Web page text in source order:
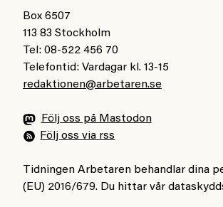
Box 6507
113 83 Stockholm
Tel: 08-522 456 70
Telefontid: Vardagar kl. 13-15
redaktionen@arbetaren.se
Följ oss på Mastodon
Följ oss via rss
Tidningen Arbetaren behandlar dina
(EU) 2016/679. Du hittar vår